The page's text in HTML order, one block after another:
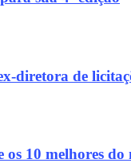
diretora de
10 melhores do